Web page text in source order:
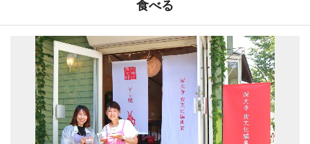
食べる